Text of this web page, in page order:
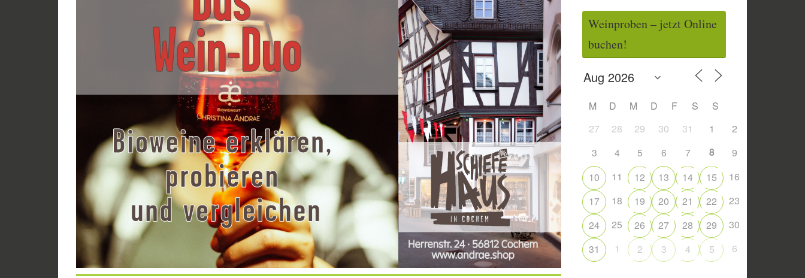
Weinproben – jetzt Online
buchen!
M D M D F S
S
27
28 29 30 31 1
2
3
4 5 6 7 8
9
10
11 12 13 14 15
16
17
18 19 20 21 22
23
24
25 26 27 28 29
30
31
1 2 3 4 5 6